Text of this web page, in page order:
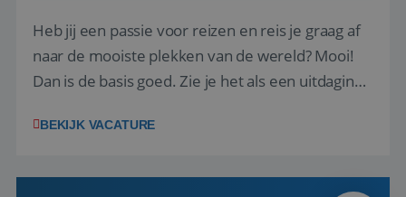
Heb jij een passie voor reizen en reis je graag af
naar de mooiste plekken van de wereld? Mooi!
Dan is de basis goed. Zie je het als een uitdaging
het samenstellen en boeken van de perfecte
deze onderdelen zijn nu samen gevoegd...
BEKIJK VACATURE